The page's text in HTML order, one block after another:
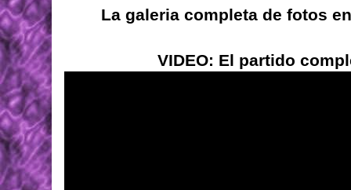
La galeria completa de fotos
VIDEO: El partido